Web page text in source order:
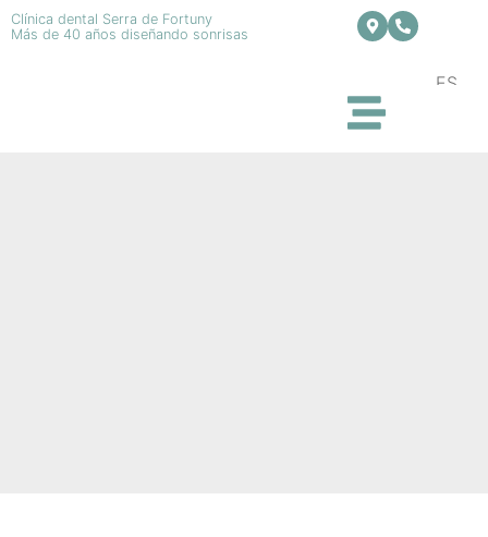
Clínica dental Serra de Fortuny
Más de 40 años diseñando sonrisas
ES